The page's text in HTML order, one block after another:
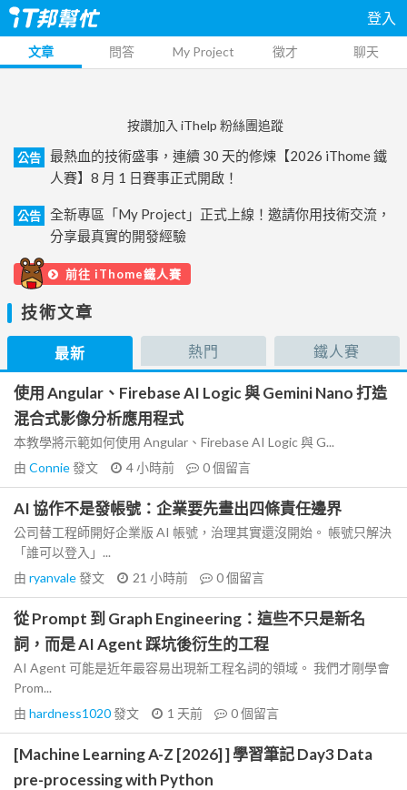
登入
文章 問答 My Project 徵才 聊天
按讚加入 iThelp 粉絲團追蹤
公告
最熱血的技術盛事，連續 30 天的修煉【2026 iThome 鐵
人賽】8 月 1 日賽事正式開啟！
公告
全新專區「My Project」正式上線！邀請你用技術交流，
分享最真實的開發經驗
前往 iThome鐵人賽
技術文章
最新 熱門 鐵人賽
使用 Angular、Firebase AI Logic 與 Gemini Nano 打造
混合式影像分析應用程式
本教學將示範如何使用 Angular、Firebase AI Logic 與 G...
由 Connie發文 4 小時前 0個留言
AI 協作不是發帳號：企業要先畫出四條責任邊界
公司替工程師開好企業版 AI 帳號，治理其實還沒開始。 帳號只解決
「誰可以登入」...
由 ryanvale發文 21 小時前 0個留言
從 Prompt 到 Graph Engineering：這些不只是新名
詞，而是 AI Agent 踩坑後衍生的工程
AI Agent 可能是近年最容易出現新工程名詞的領域。 我們才剛學會
Prom...
由 hardness1020發文 1 天前 0個留言
[Machine Learning A-Z [2026] ] 學習筆記 Day3 Data
pre-processing with Python